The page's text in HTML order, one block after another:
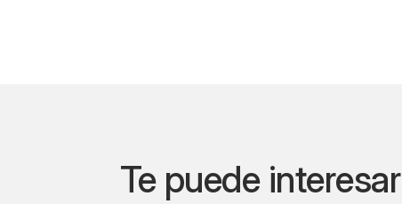
Te puede interesar